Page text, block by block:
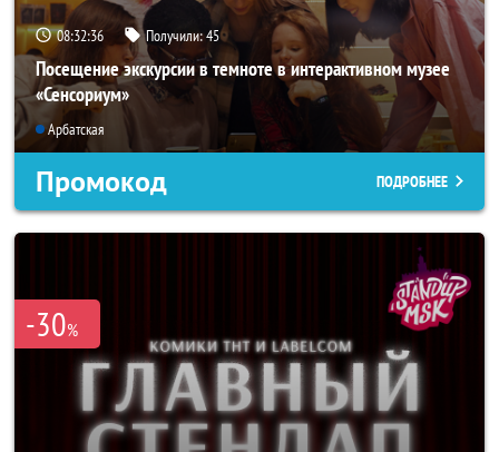
08:32:35 Получили:45
Посещение экскурсии в темноте в интерактивном музее
«Сенсориум»
Арбатская
Промокод ПОДРОБНЕЕ
-30%